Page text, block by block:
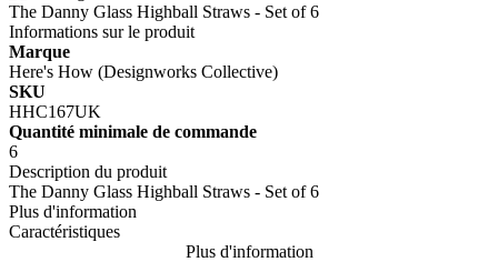
The Danny Glass Highball Straws - Set of 6
Informations sur le produit
Marque
Here's How (Designworks Collective)
SKU
HHC167UK
Quantité minimale de commande
6
Description du produit
The Danny Glass Highball Straws - Set of 6
Plus d'information
Caractéristiques
Plus d'information